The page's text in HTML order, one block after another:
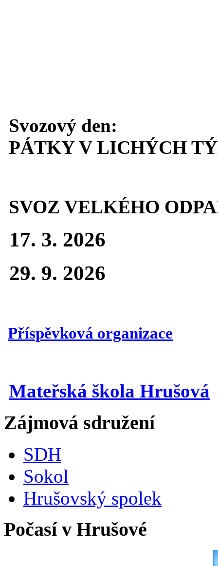
Svozový den:
PÁTKY V LICHÝCH
SVOZ VELKÉHO
17. 3. 2026
29. 9. 2026
Příspěvková organizace
Mateřská škola Hrušová
Zájmová sdružení
SDH
Sokol
Hrušovský spolek
Počasí v Hrušové